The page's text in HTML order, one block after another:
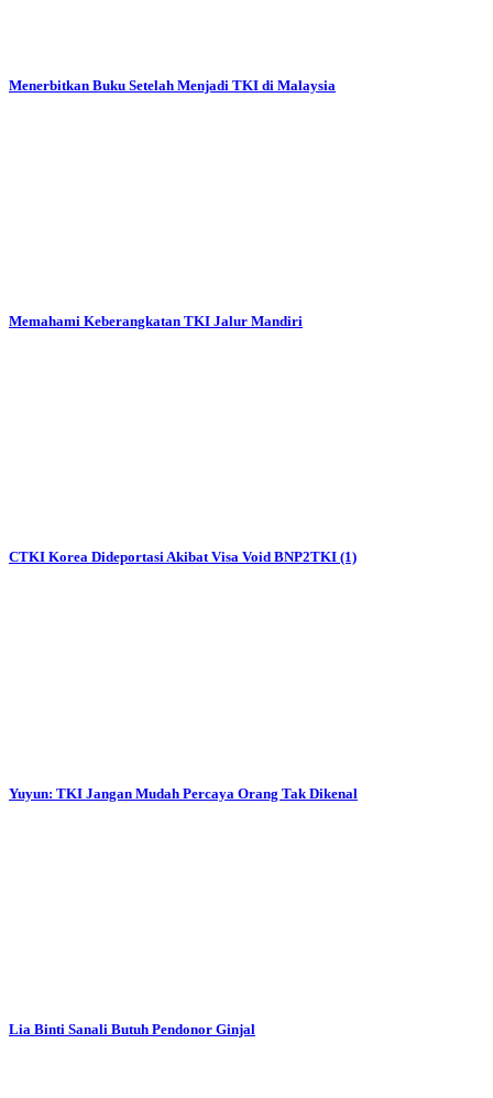
Menerbitkan Buku Setelah Menjadi TKI di Malaysia
Memahami Keberangkatan TKI Jalur Mandiri
CTKI Korea Dideportasi Akibat Visa Void BNP2TKI (1)
Yuyun: TKI Jangan Mudah Percaya Orang Tak Dikenal
Lia Binti Sanali Butuh Pendonor Ginjal